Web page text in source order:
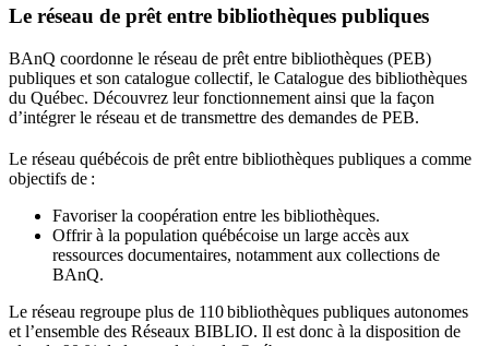
Le réseau de prêt entre bibliothèques publiques
BAnQ coordonne le réseau de prêt entre bibliothèques (PEB)
publiques et son catalogue collectif, le Catalogue des bibliothèques
du Québec. Découvrez leur fonctionnement ainsi que la façon
d’intégrer le réseau et de transmettre des demandes de PEB.
Le réseau québécois de prêt entre bibliothèques publiques a comme
objectifs de :
Favoriser la coopération entre les bibliothèques.
Offrir à la population québécoise un large accès aux
ressources documentaires, notamment aux collections de
BAnQ.
Le réseau regroupe plus de 110bibliothèques publiques autonomes
et l’ensemble des Réseaux BIBLIO. Il est donc à la disposition de